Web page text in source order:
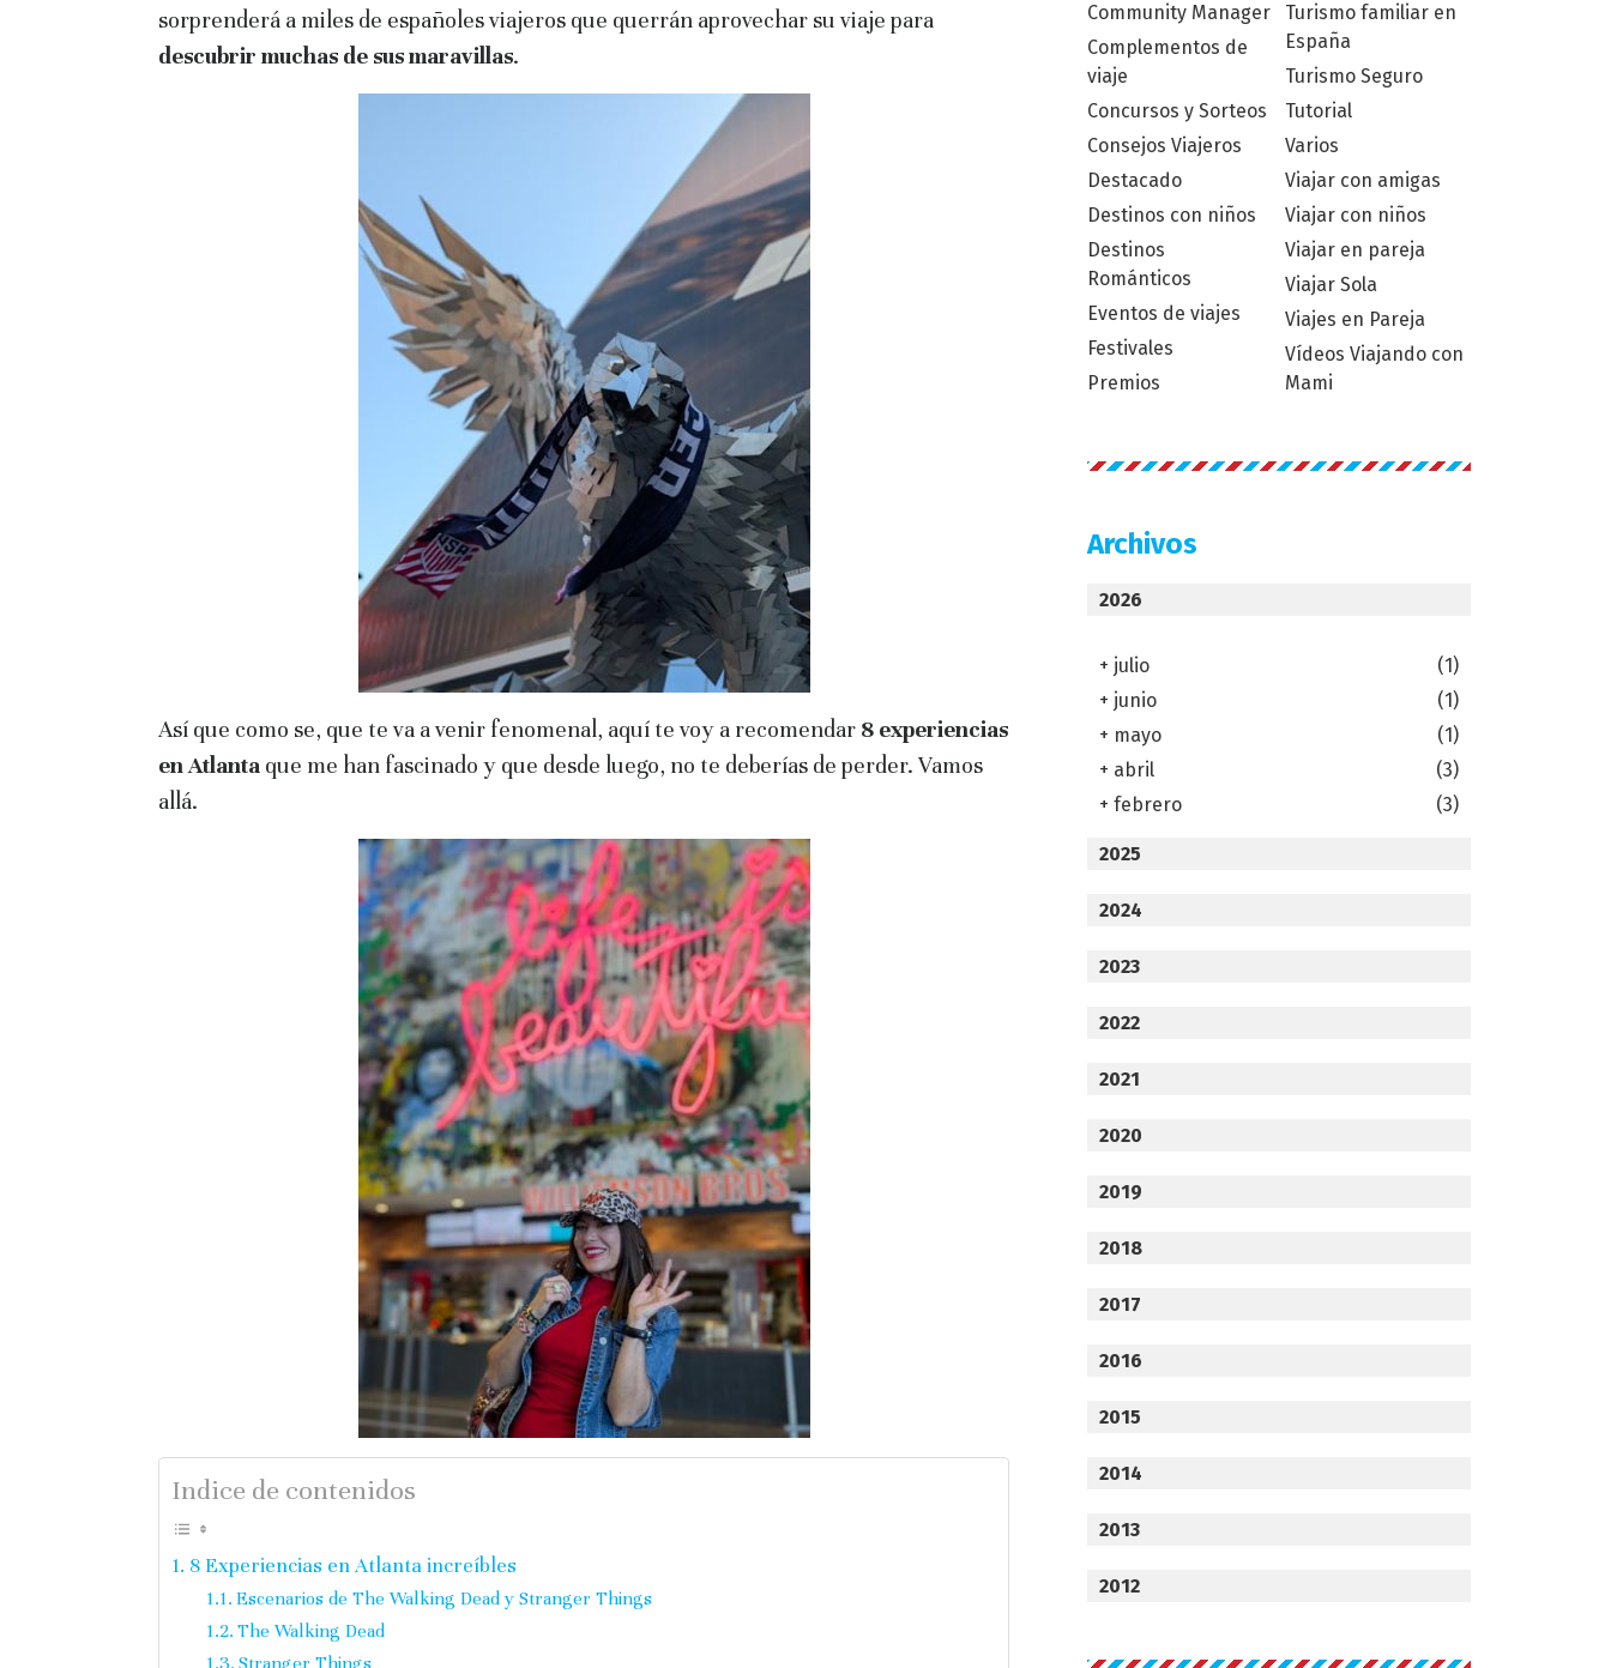
sorprenderá a miles de españoles viajeros que querrán aprovechar su viaje para
descubrir muchas de sus maravillas.
Así que como se, que te va a venir fenomenal, aquí te voy a recomendar 8 experiencias
en Atlanta que me han fascinado y que desde luego, no te deberías de perder. Vamos
allá.
Indice de contenidos
8 Experiencias en Atlanta increíbles
Escenarios de The Walking Dead y Stranger Things
The Walking Dead
Stranger Things
Community Manager
Complementos de
viaje
Concursos y Sorteos
Consejos Viajeros
Destacado
Destinos con niños
Destinos
Románticos
Eventos de viajes
Festivales
Premios
Turismo familiar en
España
Turismo Seguro
Tutorial
Varios
Viajar con amigas
Viajar con niños
Viajar en pareja
Viajar Sola
Viajes en Pareja
Vídeos Viajando con
Mami
Archivos
2026
+ julio
(1)
+ junio
(1)
+ mayo
(1)
+ abril
(3)
+ febrero (3)
2025
2024
2023
2022
2021
2020
2019
2018
2017
2016
2015
2014
2013
2012